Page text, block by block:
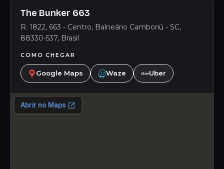
The Bunker 663
R. 1822, 663 - Centro, Balneário Camboriú - SC,
88330-537, Brasil
COMO CHEGAR
Google Maps Waze Uber